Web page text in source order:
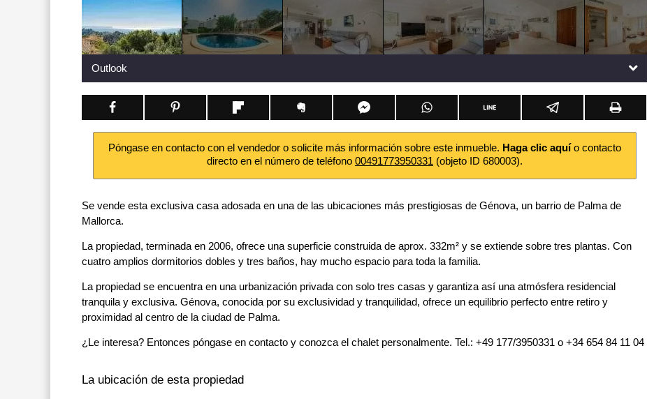
Outlook
Póngase en contacto con el vendedor o solicite más información sobre este inmueble. Haga clic aquío contacto
directo en el número de teléfono 00491773950331 (objeto ID 680003).
Se vende esta exclusiva casa adosada en una de las ubicaciones más prestigiosas de Génova, un barrio de Palma de
Mallorca.
La propiedad, terminada en 2006, ofrece una superficie construida de aprox. 332m² y se extiende sobre tres plantas. Con
cuatro amplios dormitorios dobles y tres baños, hay mucho espacio para toda la familia.
La propiedad se encuentra en una urbanización privada con solo tres casas y garantiza así una atmósfera residencial
tranquila y exclusiva. Génova, conocida por su exclusividad y tranquilidad, ofrece un equilibrio perfecto entre retiro y
proximidad al centro de la ciudad de Palma.
¿Le interesa? Entonces póngase en contacto y conozca el chalet personalmente. Tel.: +49 177/3950331 o +34 654 84 11 04
La ubicación de esta propiedad